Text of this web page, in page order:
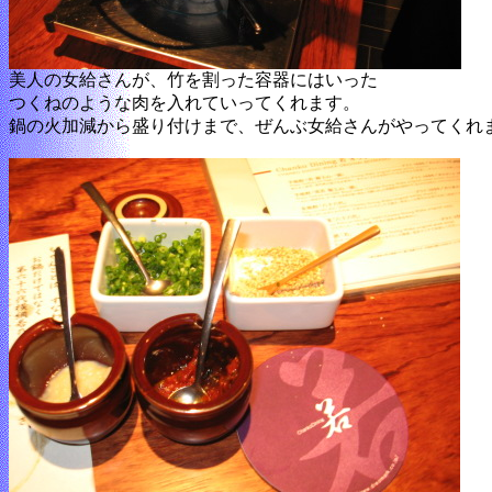
美人の女給さんが、竹を割った容器にはいった
つくねのような肉を入れていってくれます。
鍋の火加減から盛り付けまで、ぜんぶ女給さんがやってくれ